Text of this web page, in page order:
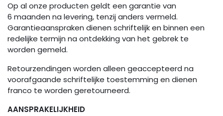
Op al onze producten geldt een garantie van
6 maanden na levering, tenzij anders vermeld.
Garantieaanspraken dienen schriftelijk en binnen een
redelijke termijn na ontdekking van het gebrek te
worden gemeld.
Retourzendingen worden alleen geaccepteerd na
voorafgaande schriftelijke toestemming en dienen
franco te worden geretourneerd.
AANSPRAKELIJKHEID